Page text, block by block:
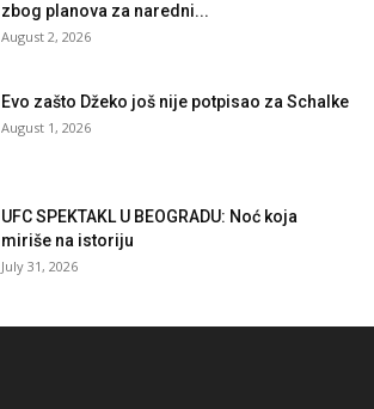
zbog planova za naredni...
August 2, 2026
Evo zašto Džeko još nije potpisao za Schalke
August 1, 2026
UFC SPEKTAKL U BEOGRADU: Noć koja
miriše na istoriju
July 31, 2026